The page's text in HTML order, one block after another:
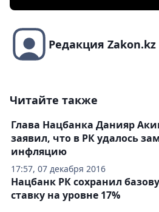
Редакция Zakon.kz
Читайте также
17:57, 07 декабря 2016
Глава Нацбанка Данияр
заявил, что в РК удалось
инфляцию
Нацбанк РК сохранил
ставку на уровне 17%